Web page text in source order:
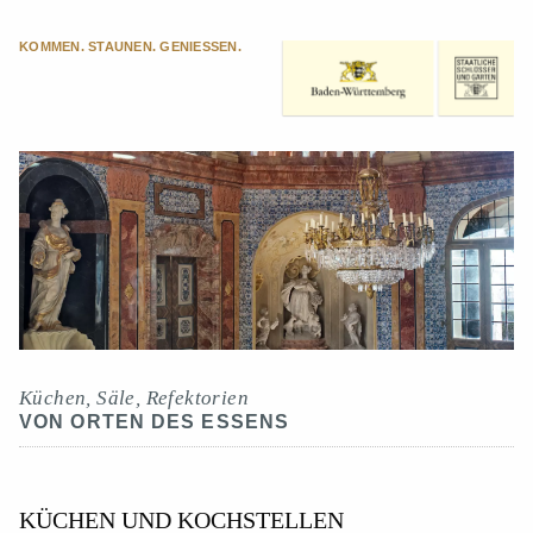
KOMMEN. STAUNEN. GENIESSEN.
Küchen, Säle, Refektorien
VON ORTEN DES ESSENS
KÜCHEN UND KOCHSTELLEN